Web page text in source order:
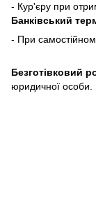
- Кур'єру при
Банківський
- При
Безготівковий
юридичної особи.